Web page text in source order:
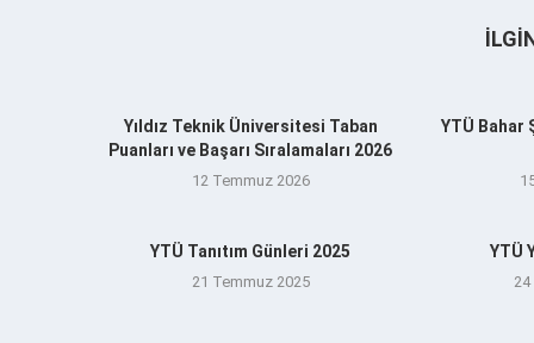
Yıldız Teknik Üniversitesi Taban
Puanları ve Başarı Sıralamaları 2026
12 Temmuz 2026
YTÜ Bahar
YTÜ Tanıtım Günleri 2025
21 Temmuz 2025
YTÜ